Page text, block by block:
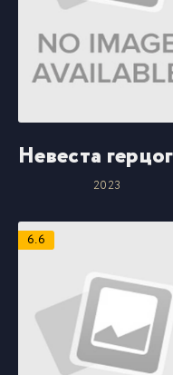
Невеста
2023
6.6